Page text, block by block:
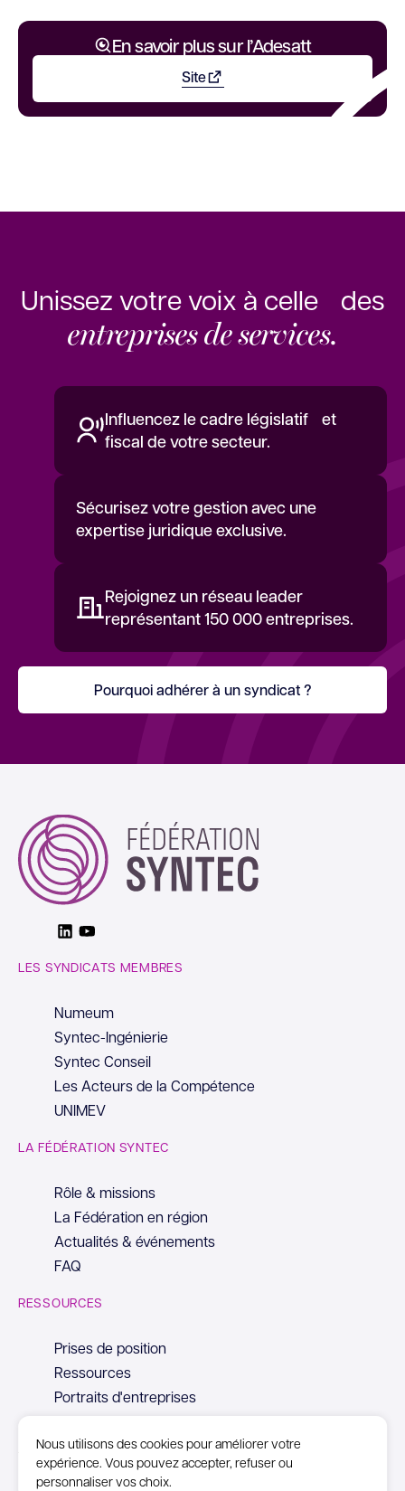
Nous utilisons des cookies pour améliorer votre
expérience. Vous pouvez accepter, refuser ou
personnaliser vos choix.
En savoir plus sur l’Adesatt
SiteOuvrir dans un nouvel onglet
Unissez votre voix à celle des
entreprises de services.
Influencez le cadre législatif et
fiscal de votre secteur.
Sécurisez votre gestion avec une
expertise juridique exclusive.
Rejoignez un réseau leader
représentant 150 000 entreprises.
Pourquoi adhérer à un syndicat ?
LinkedinYoutube
LES SYNDICATS MEMBRES
Numeum
Syntec-Ingénierie
Syntec Conseil
Les Acteurs de la Compétence
UNIMEV
LA FÉDÉRATION SYNTEC
Rôle & missions
La Fédération en région
Actualités & événements
FAQ
RESSOURCES
Prises de position
Ressources
Portraits d'entreprises